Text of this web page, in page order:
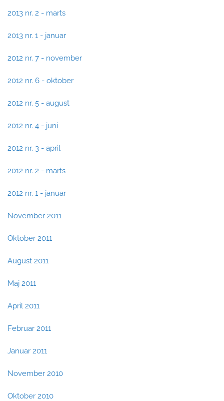
2013 nr. 2 - marts
2013 nr. 1 - januar
2012 nr. 7 - november
2012 nr. 6 - oktober
2012 nr. 5 - august
2012 nr. 4 - juni
2012 nr. 3 - april
2012 nr. 2 - marts
2012 nr. 1 - januar
November 2011
Oktober 2011
August 2011
Maj 2011
April 2011
Februar 2011
Januar 2011
November 2010
Oktober 2010